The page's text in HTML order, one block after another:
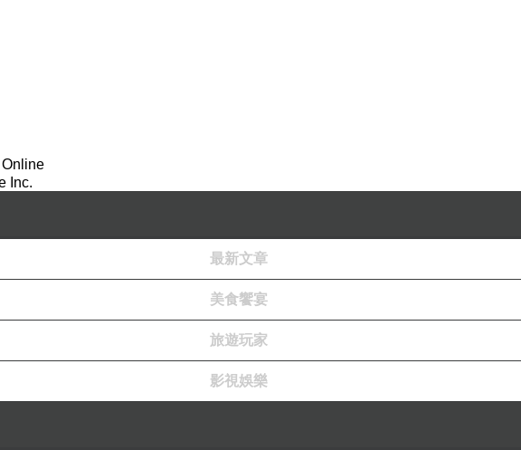
Online
Inc.
最新文章
美食饗宴
旅遊玩家
影視娛樂